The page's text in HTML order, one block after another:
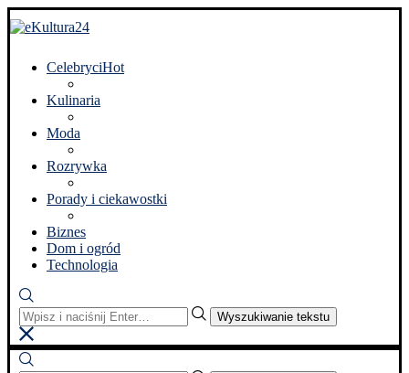
CelebryciHot
Kulinaria
Moda
Rozrywka
Porady i ciekawostki
Biznes
Dom i ogród
Technologia
Wyszukiwanie tekstu